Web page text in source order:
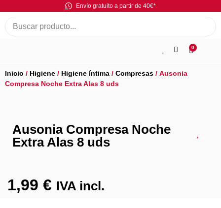
Envío gratuito a partir de 40€*
0
Inicio / Higiene / Higiene íntima / Compresas / Ausonia
Compresa Noche Extra Alas 8 uds
Ausonia Compresa Noche
Extra Alas 8 uds
1,99 € IVA incl.